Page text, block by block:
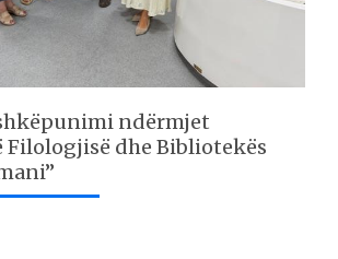
ndërmjet
dhe Bibliotekës